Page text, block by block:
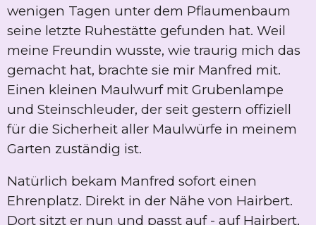
wenigen Tagen unter dem Pflaumenbaum
seine letzte Ruhestätte gefunden hat. Weil
meine Freundin wusste, wie traurig mich das
gemacht hat, brachte sie mir Manfred mit.
Einen kleinen Maulwurf mit Grubenlampe
und Steinschleuder, der seit gestern offiziell
für die Sicherheit aller Maulwürfe in meinem
Garten zuständig ist.
Natürlich bekam Manfred sofort einen
Ehrenplatz. Direkt in der Nähe von Hairbert.
Dort sitzt er nun und passt auf - auf Hairbert,